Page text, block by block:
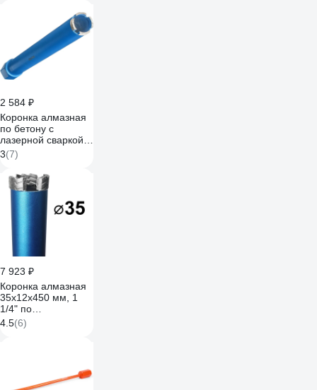
TORGWIN T270957
2 584 ₽
Коронка алмазная
по бетону с
лазерной сваркой
сегмента 40x450
мм,
ВТ20x3.6x10x4T
TORGWIN T149836
3(7)
7 923 ₽
Коронка алмазная
35x12х450 мм, 1
1/4" по
армированному
бетону GRAFF
4.5(6)